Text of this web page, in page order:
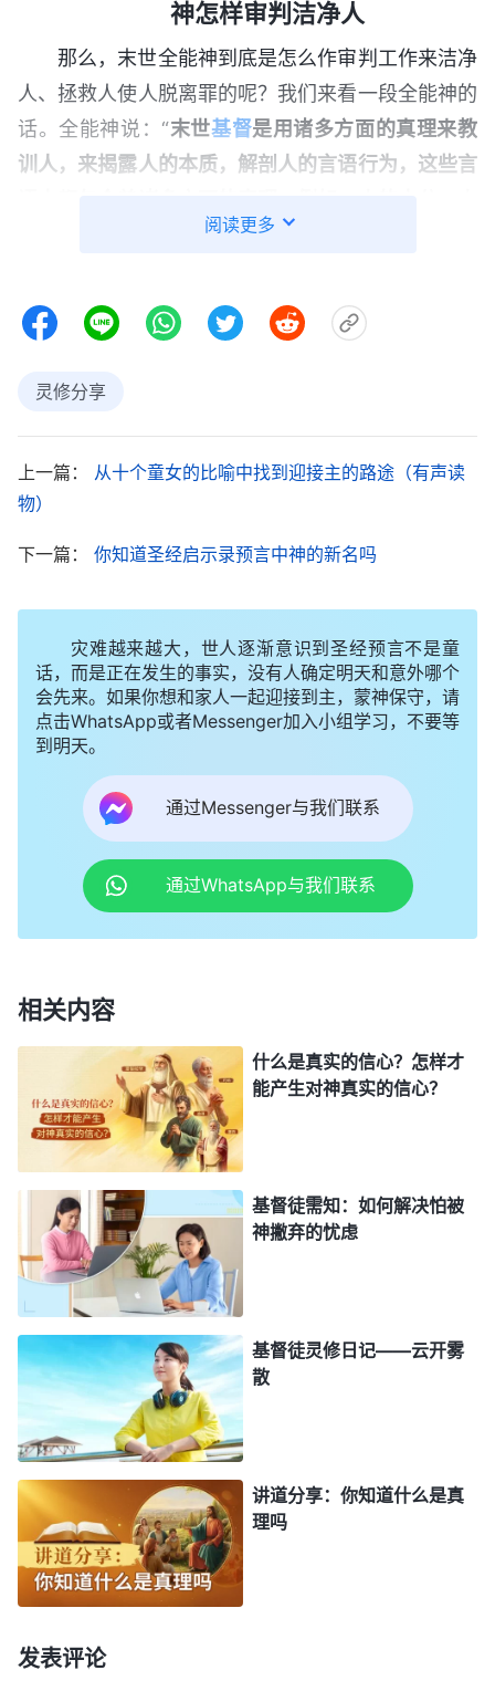
神怎样审判洁净人
那么，末世全能神到底是怎么作审判工作来洁净
人、拯救人使人脱离罪的呢？我们来看一段全能神的
话。全能神说：“末世基督是用诸多方面的真理来教
训人，来揭露人的本质，解剖人的言语行为，这些言
对神如何顺服，对神如何忠心，人当如何活出正常人
人的本质，针对人的败坏性情，尤其那些揭露人如何
弃绝神的言语更是针对人本是撒但的化身、针对人本
语言能代替的，而是用人根本就没有的真理来代替，
这样的方式才叫审判，这样的审判才能将人折服，才
能使人对神心服口服，而且对神有真正的认识。审判
多，对神的工作宗旨明白了许多，对人所不能明白的
奥秘理解了许多，而且也使人认识了、知道了人的败
坏实质、败坏根源，也使人发现了人的丑恶嘴脸。这
实质其实就是神的真理、道路、生命向所有信他的人
打开的工作。这工作就是神作的审判工作。”《话・卷
一 神的显现与作工・基督用真理来作审判的工作》
是因为我们不认识神末世的审判工作。神的话告诉我
判洁净人，让我们从神话语的揭示中认识自己的败坏
性情，看清我们被撒但败坏的事实真相。神的话就像
两刃利剑，我们读神的话语，仿佛神在面对面地审
判、揭示我们，使我们认识自己狂妄、诡诈、邪恶的
撒但败坏性情。就像我们信主后，享受主的恩典，心
里有了平安喜乐，尤其看到主给我们的祝福、应许，
我们更有热心为主花费了，读经、聚会从不间断，常
常扶持软弱的弟兄姊妹，到各处传福音，坚持奉献施
舍，相信这样付出花费主就会保守我们一切平安顺
利，将来还能进天国得永生，但当临到一些祸患，主
没有看顾保守我们时，我们就后悔当初的付出，甚至
对神心生埋怨。接受全能神的末世作工后，看到全能
神说：“
现在多数人都是这种情形：为得福我得为神
花费，为得福我得为神付点代价，为得福我得为神撇
弃一切，为得福我得完成神的托付尽好我的本分。这
是受得福存心支配的，完全是为得神的赏赐、为得着
白一些字句道理到处炫耀，所走的正是保罗的路。
阅读更多
灵修分享
上一篇： 从十个童女的比喻中找到迎接主的路途（有声读
物）
下一篇： 你知道圣经启示录预言中神的新名吗
灾难越来越大，世人逐渐意识到圣经预言不是童
话，而是正在发生的事实，没有人确定明天和意外哪个
会先来。如果你想和家人一起迎接到主，蒙神保守，请
点击WhatsApp或者Messenger加入小组学习，不要等
到明天。
通过Messenger与我们联系
通过WhatsApp与我们联系
相关内容
什么是真实的信心？怎样才
能产生对神真实的信心？
基督徒需知：如何解决怕被
神撇弃的忧虑
基督徒灵修日记——云开雾
散
讲道分享：你知道什么是真
理吗
发表评论